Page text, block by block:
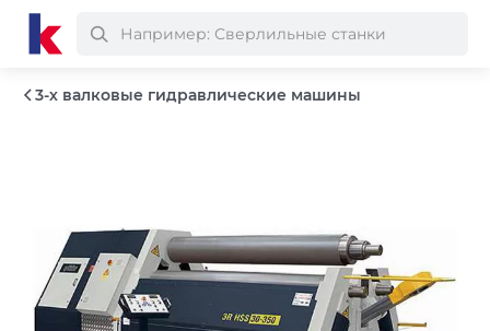
3-х валковые гидравлические машины